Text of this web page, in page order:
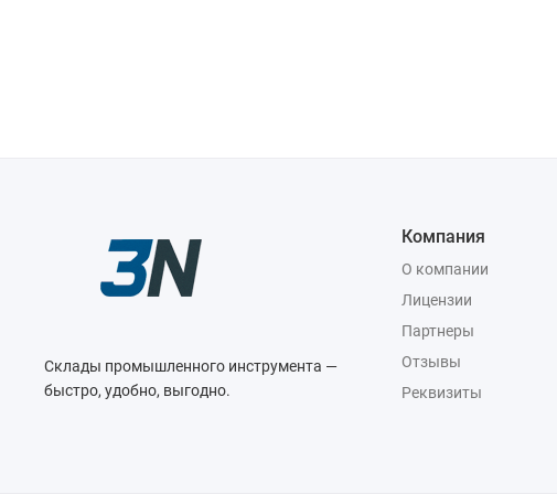
Склады промышленного инструмента —
быстро, удобно, выгодно.
Компания
О компании
Лицензии
Партнеры
Отзывы
Реквизиты